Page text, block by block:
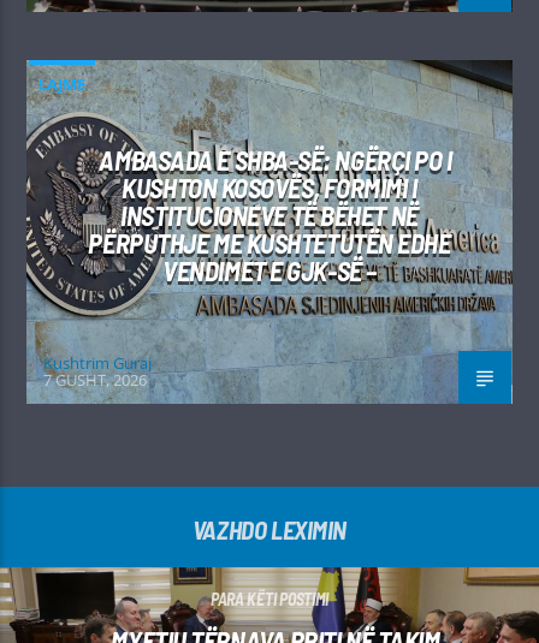
LAJME
AMBASADA E SHBA-SË: NGËRÇI PO I
KUSHTON KOSOVËS, FORMIMI I
INSTITUCIONEVE TË BËHET NË
PËRPUTHJE ME KUSHTETUTËN EDHE
VENDIMET E GJK-SË –
Kushtrim Guraj
7 GUSHT, 2026
VAZHDO LEXIMIN
PARA KËTI POSTIMI